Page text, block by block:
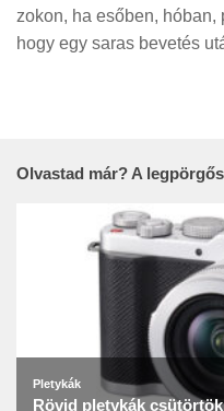
zokon, ha esőben,
hogy egy saras bevetés
Olvastad már? A